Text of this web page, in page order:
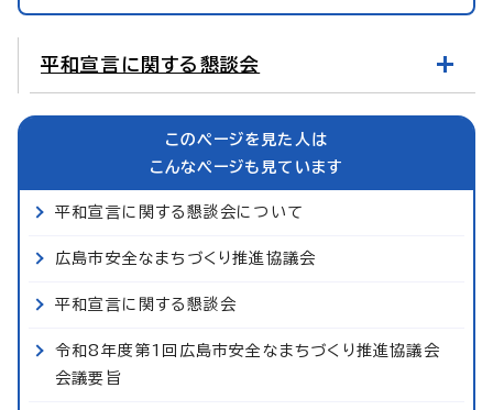
平和宣言に関する懇談会
このページを見た人は
こんなページも見ています
平和宣言に関する懇談会について
広島市安全なまちづくり推進協議会
平和宣言に関する懇談会
令和8年度第1回広島市安全なまちづくり推進協議会
会議要旨